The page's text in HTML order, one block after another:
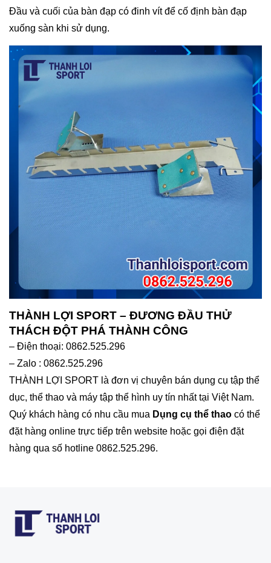
Đầu và cuối của bàn đạp có đinh vít để cố định bàn đạp
xuống sàn khi sử dụng.
THÀNH LỢI SPORT – ĐƯƠNG ĐẦU THỬ
THÁCH ĐỘT PHÁ THÀNH CÔNG
– Điện thoại: 0862.525.296
– Zalo : 0862.525.296
THÀNH LỢI SPORT là đơn vị chuyên bán dụng cụ tập thể
dục, thể thao và máy tập thể hình uy tín nhất tại Việt Nam.
Quý khách hàng có nhu cầu mua Dụng cụ thể thao có thể
đặt hàng online trực tiếp trên website hoặc gọi điện đặt
hàng qua số hotline 0862.525.296.